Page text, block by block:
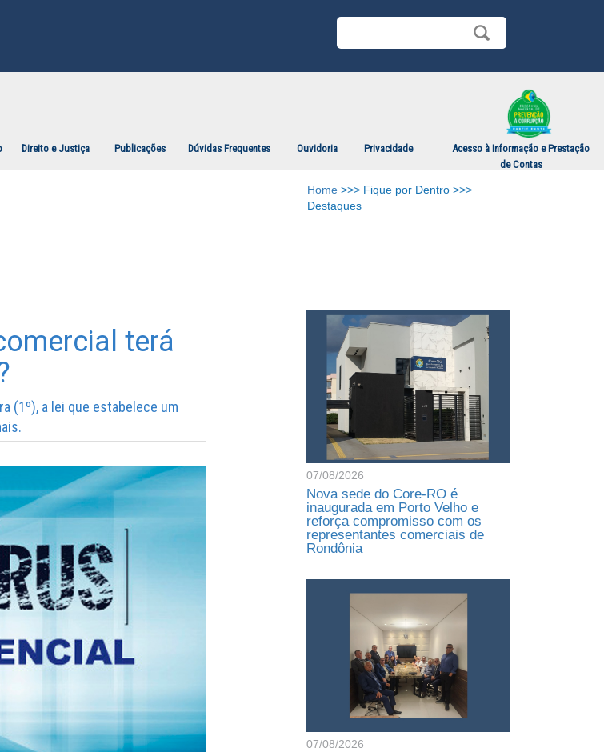
Direito e Justiça Publicações Dúvidas Frequentes Ouvidoria Privacidade
Acesso à Informação e Prestação
de Contas
Home >>> Fique por Dentro >>>
Destaques
terá
(1º), a lei que estabelece um
07/08/2026
Nova sede do Core-RO é
inaugurada em Porto Velho e
reforça compromisso com os
representantes comerciais de
Rondônia
07/08/2026